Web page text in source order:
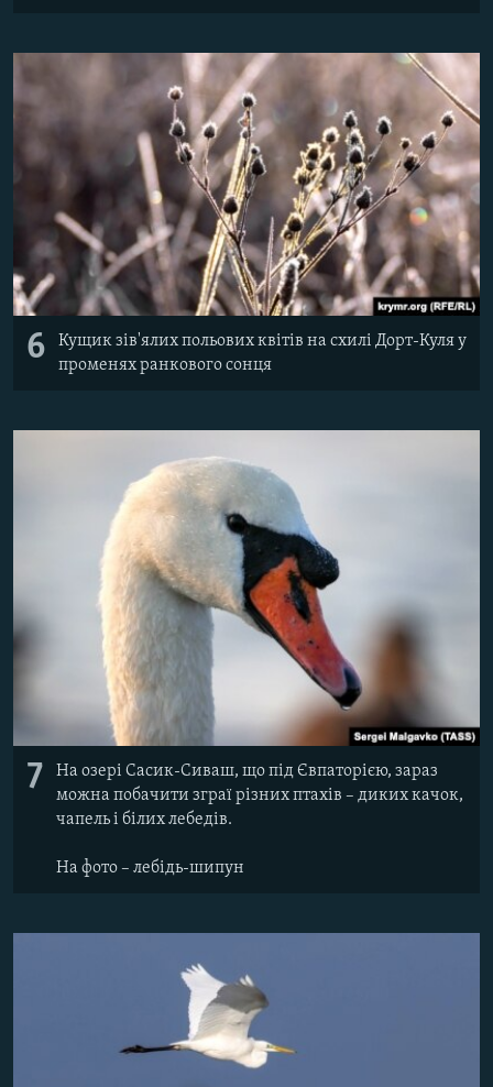
6
Кущик зів'ялих польових квітів на схилі Дорт-Куля у
променях ранкового сонця
7
На озері Сасик-Сиваш, що під Євпаторією, зараз
можна побачити зграї різних птахів – диких качок,
чапель і білих лебедів.
На фото – лебідь-шипун